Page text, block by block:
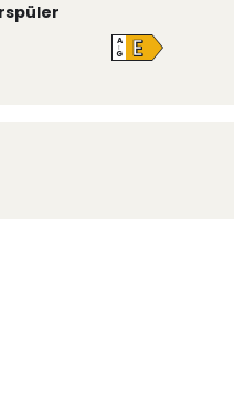
A
↑
G E